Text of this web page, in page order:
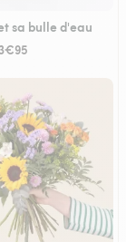
sa bulle d'eau